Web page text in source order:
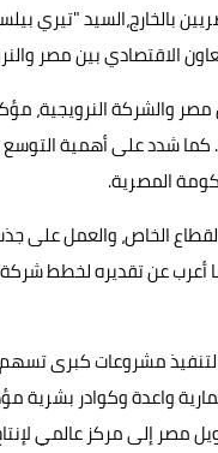
بالخارج،السيد "تيري
الاقتصادي بين مصر
والشركة النرويجية،
كما شدد على أهمية
المصرية.
الخاص، والعمل على جذب
أعرب عن تقديره لخطط
مشروعات كبرى
واعدة وكوادر بشرية
مصر إلى مركز عالمي